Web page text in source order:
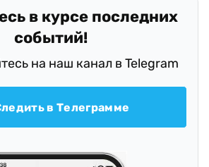
в курсе последних
событий!
на наш канал в Telegram
в Телеграмме